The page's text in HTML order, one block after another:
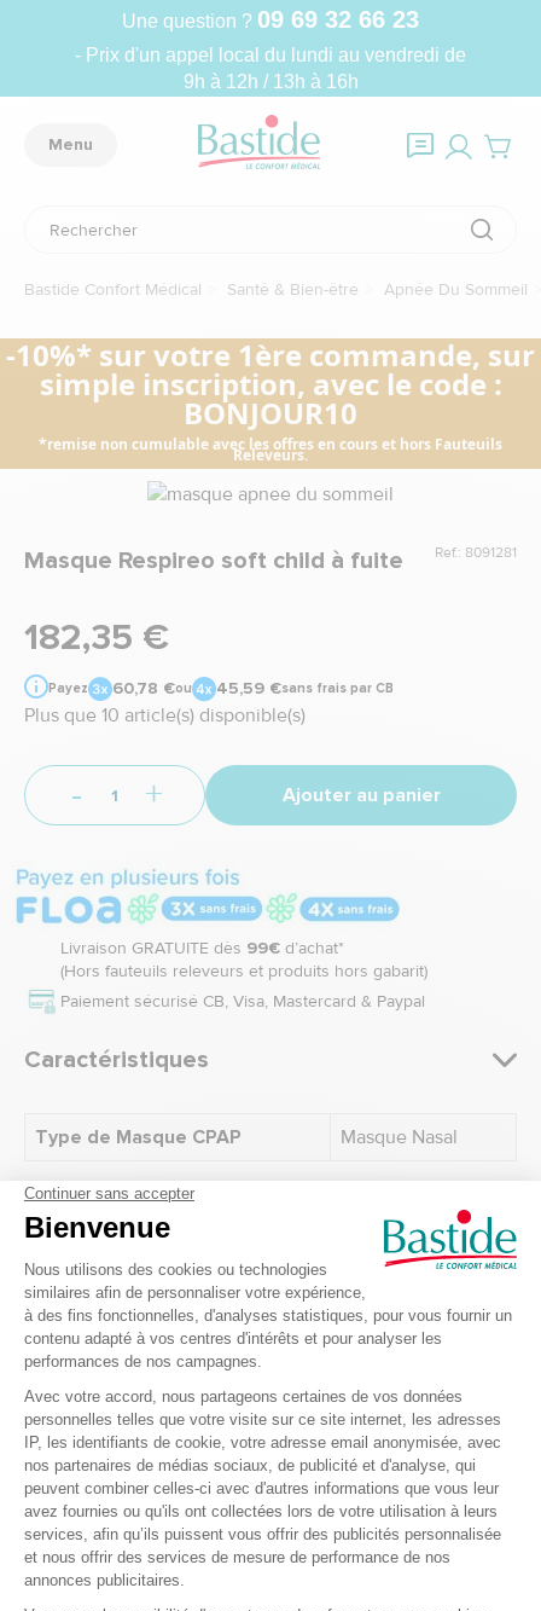
Une question ? 09 69 32 66 23
- Prix d'un appel local du lundi au vendredi de
9h à 12h / 13h à 16h
Menu
Bastide Confort Médical Santé & Bien-être Apnée Du Sommeil
-10%* sur votre 1ère commande, sur
simple inscription, avec le code :
BONJOUR10
*remise non cumulable avec les offres en cours et hors Fauteuils
Releveurs.
Masque Respireo soft child à fuite Ref.: 8091281
182,35 €
Payez 60,78 €ou 45,59 €sans frais par CB
Plus que 10 article(s) disponible(s)
- + Ajouter au panier
Livraison GRATUITE dès 99€ d’achat*
(Hors fauteuils releveurs et produits hors gabarit)
Paiement sécurisé CB, Visa, Mastercard & Paypal
Caractéristiques
Type de Masque CPAP Masque Nasal
Recevez nos offres et
promotions
Envoyer